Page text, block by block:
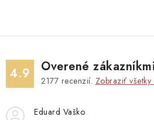
4.9 Overené zákazníkmi
2177 recenzií. Zobraziť
Eduard Vaško